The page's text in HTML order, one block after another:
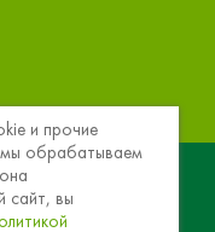
теплоизоляция и
и прочие
мы обрабатываем
сайт, вы